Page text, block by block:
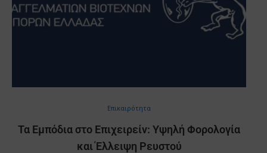
Επικαιρότητα
Τα Εμπόδια στο Επιχειρείν: Υψηλή Φορολογία
και Έλλειψη Ρευστού